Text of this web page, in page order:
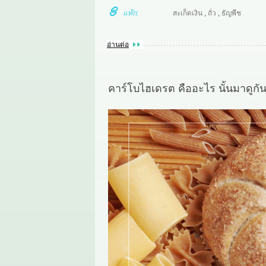
แท๊ก: สะเก็ดเงิน, ถั่ว ธัญพืช
อ่านต่อ
คาร์โบไฮเดรต คืออะไร นั้นมาดูกัน